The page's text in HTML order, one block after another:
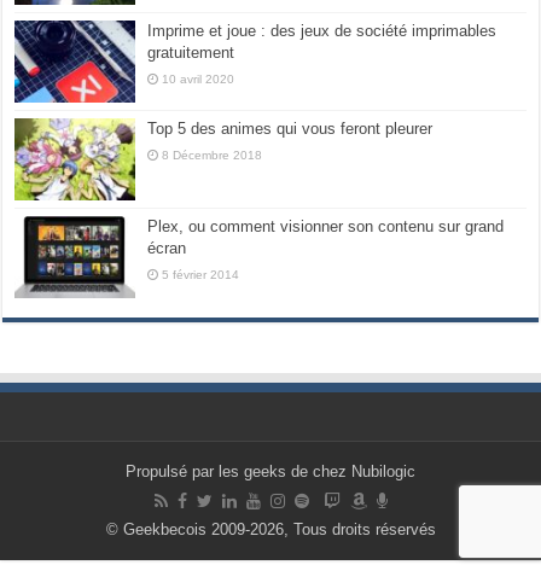
Imprime et joue : des jeux de société imprimables
gratuitement
10 avril 2020
Top 5 des animes qui vous feront pleurer
8 Décembre 2018
Plex, ou comment visionner son contenu sur grand
écran
5 février 2014
Propulsé par les geeks de chez Nubilogic
© Geekbecois 2009-2026, Tous droits réservés